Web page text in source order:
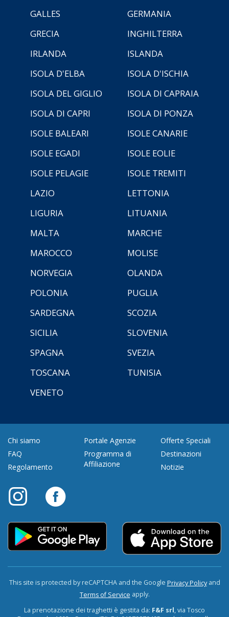
GALLES
GERMANIA
GRECIA
INGHILTERRA
IRLANDA
ISLANDA
ISOLA D'ELBA
ISOLA D'ISCHIA
ISOLA DEL GIGLIO
ISOLA DI CAPRAIA
ISOLA DI CAPRI
ISOLA DI PONZA
ISOLE BALEARI
ISOLE CANARIE
ISOLE EGADI
ISOLE EOLIE
ISOLE PELAGIE
ISOLE TREMITI
LAZIO
LETTONIA
LIGURIA
LITUANIA
MALTA
MARCHE
MAROCCO
MOLISE
NORVEGIA
OLANDA
POLONIA
PUGLIA
SARDEGNA
SCOZIA
SICILIA
SLOVENIA
SPAGNA
SVEZIA
TOSCANA
TUNISIA
VENETO
Chi siamo
FAQ
Regolamento
Portale Agenzie
Programma di
Affiliazione
Offerte Speciali
Destinazioni
Notizie
This site is protected by reCAPTCHA and the Google Privacy Policyand
Terms of Service apply.
La prenotazione dei traghetti è gestita da: F&F srl, via Tosco